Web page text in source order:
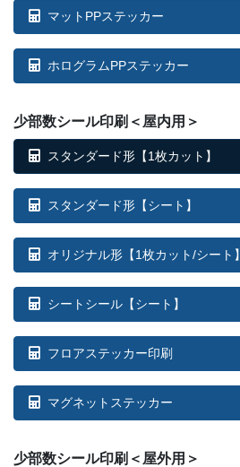
マットPPステッカー
ホログラムPPステッカー
少部数シール印刷＜屋内用＞
スタンダード形【1枚カット】
スタンダード形【シート】
オリジナル形【1枚カット/シート】
シートシール【シート】
フロアステッカー印刷
マグネットステッカー
少部数シール印刷＜屋外用＞